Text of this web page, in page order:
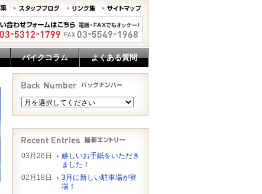
バイクコラム よくある質問
03月26日
嬉しいお手紙をいただき
ました！
02月18日
3月に新しい駐車場が登
場！